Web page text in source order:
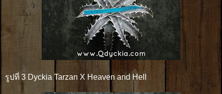
รูปที่ 3 Dyckia Tarzan X Heaven and Hell